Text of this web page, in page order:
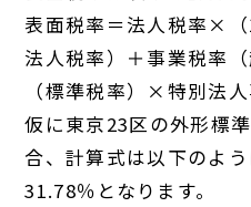
表面税率＝法人税率×
法人税率）＋事業税率
（標準税率）×特別法
仮に東京23区の外形標
合、計算式は以下のよ
31.78％となります。